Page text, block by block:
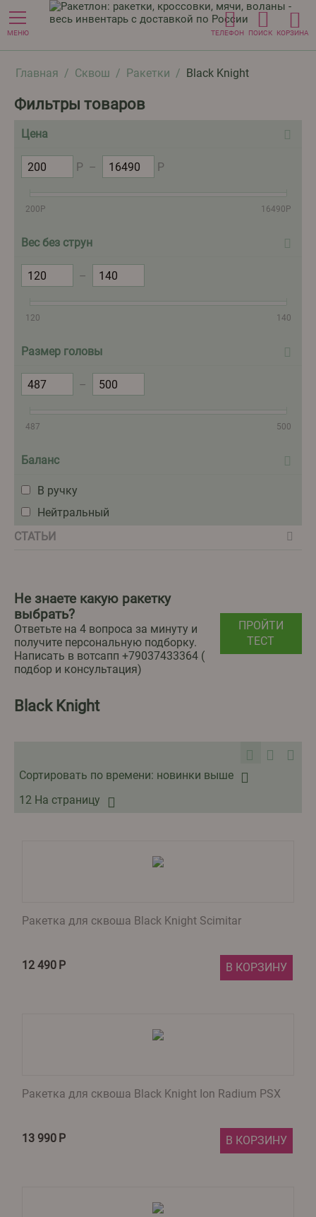
МЕНЮ ТЕЛЕФОН ПОИСК КОРЗИНА
Главная / Сквош / Ракетки / Black Knight
Фильтры товаров
Цена
Р – Р
200 Р 16490 Р
Вес без струн
–
120 140
Размер головы
–
487 500
Баланс
В ручку
Нейтральный
СТАТЬИ
Не знаете какую ракетку
выбрать?
Ответьте на 4 вопроса за минуту и
получите персональную подборку.
Написать в вотсапп ‪+79037433364‬ (
подбор и консультация)
ПРОЙТИ
ТЕСТ
Black Knight
Сортировать по времени: новинки выше
12 На страницу
Ракетка для сквоша Black Knight Scimitar
12 490 Р В КОРЗИНУ
Ракетка для сквоша Black Knight Ion Radium PSX
13 990 Р В КОРЗИНУ